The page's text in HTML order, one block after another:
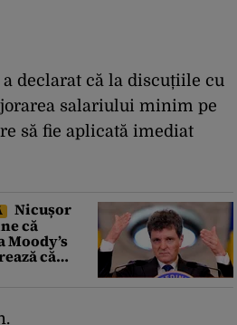
declarat că la discuțiile cu
salariului minim pe
să fie aplicată imediat
Nicușor
că
Moody’s
că
făcut pașii
„Totuși,